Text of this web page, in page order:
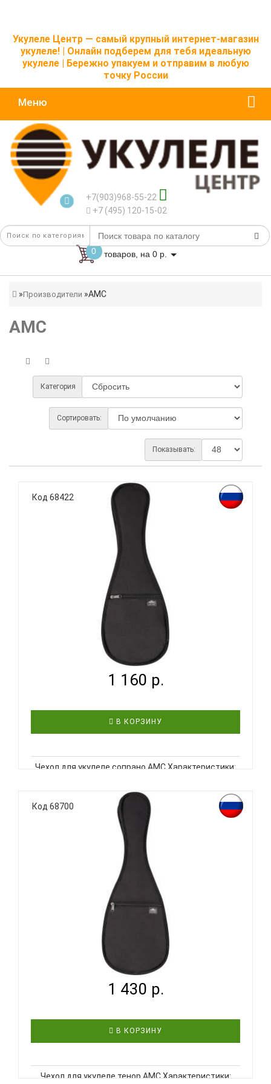
Укулеле Центр — самый крупный интернет-магазин
укулеле! | Онлайн подберем для тебя идеальную
укулеле | Бережно упакуем и отправим в любую
точку России
Меню
+7(903)968-55-22
+7 (495) 120-15-02
0 товаров, на 0 р.
Производители AMC
AMC
Категория
Сортировать:
Показывать:
Код 68422
AMC УКЛ1 СОПРАНО - ЧЕХОЛ ДЛЯ УКУЛЕЛЕ...
1 160 р.
В КОРЗИНУ
Чехол для укулеле сопрано АМС Характеристики:
особенности: открывается по всей длине
материал верха: полиэстр PVC утеплитель:
поролон 5мм подкладка: спанбонд молния: размер
(5) комплектация: есть карм..
Код 68700
AMC УКЛ1 ТЕНОР - ЧЕХОЛ ДЛЯ УКУЛЕЛЕ...
1 430 р.
В КОРЗИНУ
Чехол для укулеле тенор АМС Характеристики: